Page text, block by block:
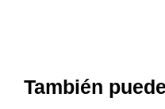
También